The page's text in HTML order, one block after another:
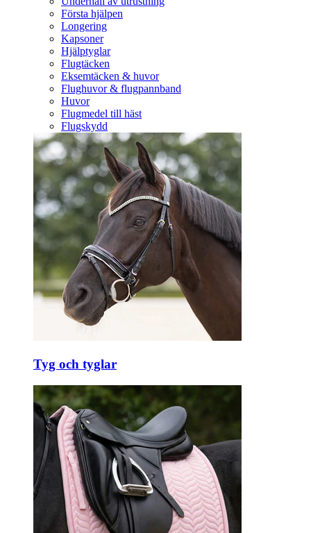
Första hjälpen
Longering
Kapsoner
Hjälptyglar
Flugtäcken
Eksemtäcken & huvor
Flughuvor & flugpannband
Huvor
Flugmedel till häst
Flugskydd
Tyg och tyglar